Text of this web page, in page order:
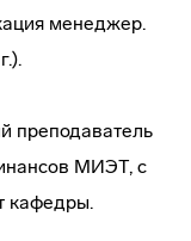
менеджер.
преподаватель
МИЭТ, с
кафедры.